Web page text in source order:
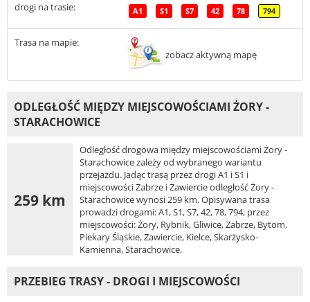
drogi na trasie: A1 S1 S7 42 78 794
Trasa na mapie:
zobacz aktywną mapę
ODLEGŁOŚĆ MIĘDZY MIEJSCOWOŚCIAMI ŻORY -
STARACHOWICE
259 km
Odległość drogowa między miejscowościami Żory -
Starachowice zależy od wybranego wariantu
przejazdu. Jadąc trasą przez drogi A1 i S1 i
miejscowości Zabrze i Zawiercie odległość Żory -
Starachowice wynosi 259 km. Opisywana trasa
prowadzi drogami: A1, S1, S7, 42, 78, 794, przez
miejscowości: Żory, Rybnik, Gliwice, Zabrze, Bytom,
Piekary Śląskie, Zawiercie, Kielce, Skarżysko-
Kamienna, Starachowice.
PRZEBIEG TRASY - DROGI I MIEJSCOWOŚCI